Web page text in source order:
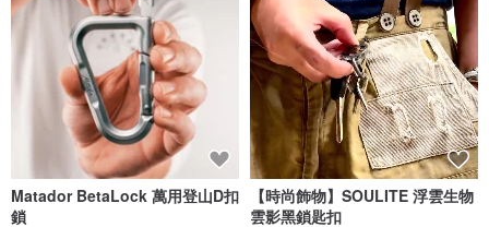
Matador BetaLock 萬用登山D扣
鎖
【時尚飾物】SOULITE 浮雲生物
雲影黑鎖匙扣